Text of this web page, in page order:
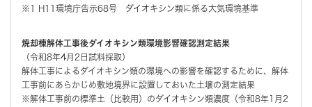
※1 H11環境庁告示68号 ダイオキシン類に係る大気環境基準
焼却棟解体工事後ダイオキシン類環境影響確認測定結果
（令和8年4月2日試料採取）
解体工事によるダイオキシン類の環境への影響を確認するために、解体
工事前にあらかじめ敷地境界に設置しておいた土壌の測定結果
※解体工事前の標準土（比較用）のダイオキシン類濃度（令和8年1月2